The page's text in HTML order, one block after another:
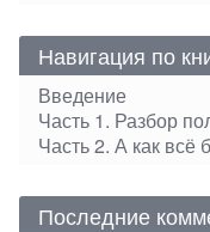
Навигация по
Введение
Часть 1. Разбор
Часть 2. А как
Последние